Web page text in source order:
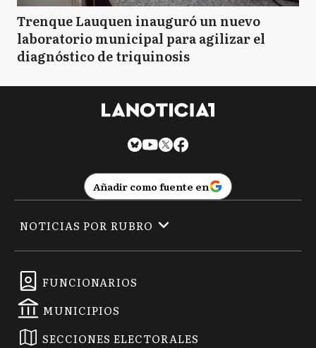
Trenque Lauquen inauguró un nuevo
laboratorio municipal para agilizar el
diagnóstico de triquinosis
Añadir como fuente en
FUNCIONARIOS
MUNICIPIOS
SECCIONES ELECTORALES
NOTICIAS POR RUBRO